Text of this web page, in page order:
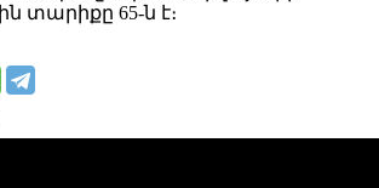
տարիքը 65-ն է։